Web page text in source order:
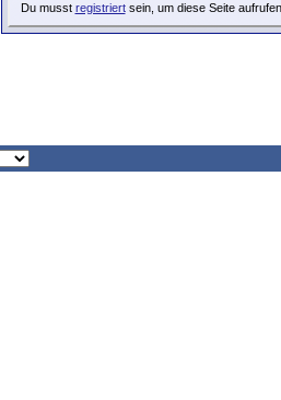
Du musst registriertsein, um diese Seite